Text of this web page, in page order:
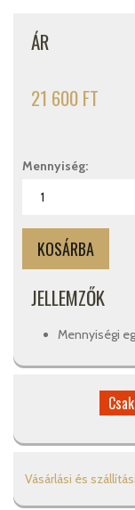
ÁR
21 600 FT
Mennyiség:
JELLEMZŐK
Mennyiségi
Vásárlási és